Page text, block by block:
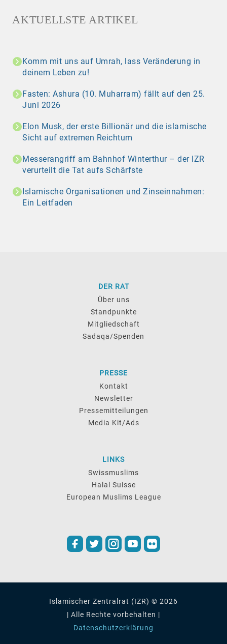
AKTUELLSTE ARTIKEL
Komm mit uns auf Umrah, lass Veränderung in
deinem Leben zu!
Fasten: Ashura (10. Muharram) fällt auf den 25.
Juni 2026
Elon Musk, der erste Billionär und die islamische
Sicht auf extremen Reichtum
Messerangriff am Bahnhof Winterthur – der IZR
verurteilt die Tat aufs Schärfste
Islamische Organisationen und Zinseinnahmen:
Ein Leitfaden
DER RAT
Über uns
Standpunkte
Mitgliedschaft
Sadaqa/Spenden
PRESSE
Kontakt
Newsletter
Pressemitteilungen
Media Kit/Ads
LINKS
Swissmuslims
Halal Suisse
European Muslims League
Islamischer Zentralrat (IZR) © 2026
| Alle Rechte vorbehalten |
Datenschutzerklärung